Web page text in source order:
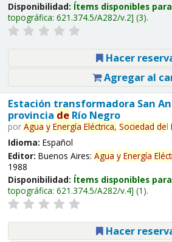
Disponibilidad: Ítems disponibles
topográfica: 621.374.5/A282/v.2 (3).
Hacer
Agregar al
Estación transformadora San
provincia deRío Negro
por Agua y Energía Eléctrica, Sociedad del
Idioma: Español
Editor: Buenos Aires: Agua y Energía
1988
Disponibilidad: Ítems disponibles
topográfica: 621.374.5/A282/v.4 (1).
Hacer